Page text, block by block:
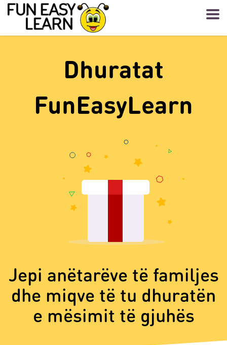
Dhuratat
FunEasyLearn
Jepi anëtarëve të familjes
dhe miqve të tu dhuratën
e mësimit të gjuhës